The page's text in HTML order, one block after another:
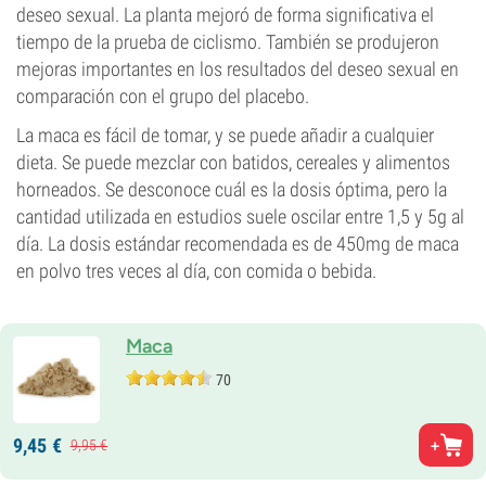
deseo sexual. La planta mejoró de forma significativa el
tiempo de la prueba de ciclismo. También se produjeron
mejoras importantes en los resultados del deseo sexual en
comparación con el grupo del placebo.
La maca es fácil de tomar, y se puede añadir a cualquier
dieta. Se puede mezclar con batidos, cereales y alimentos
horneados. Se desconoce cuál es la dosis óptima, pero la
cantidad utilizada en estudios suele oscilar entre 1,5 y 5g al
día. La dosis estándar recomendada es de 450mg de maca
en polvo tres veces al día, con comida o bebida.
Maca
70
9,45 € 9,95€